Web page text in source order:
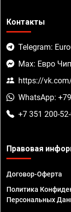
Контакты
Telegram:
Max: Евро
https://
WhatsApp:
+7 351 200-
Правовая
Договор-Оферта
Политика
Персональных